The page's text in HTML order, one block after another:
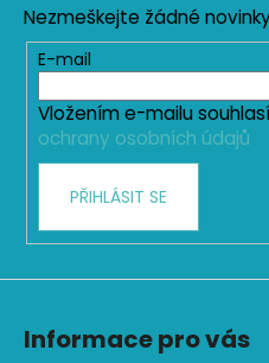
Nezmeškejte žádné
E-mail
Vložením e-mailu
ochrany osobních údajů
PŘIHLÁSIT SE
Informace pro vás